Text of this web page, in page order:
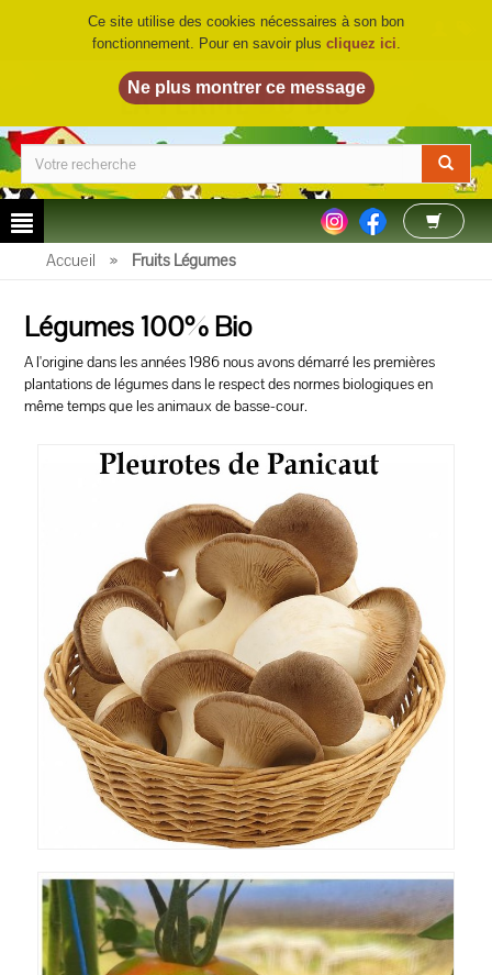
LA FERME DU BIO©
Accueil » Fruits Légumes
Légumes 100% Bio
A l'origine dans les années 1986 nous avons démarré les premières
plantations de légumes dans le respect des normes biologiques en
même temps que les animaux de basse-cour.
Ce site utilise des cookies nécessaires à son bon
fonctionnement. Pour en savoir plus cliquez ici.